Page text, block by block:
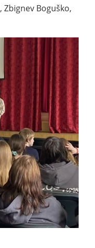
Zbignev Boguško,